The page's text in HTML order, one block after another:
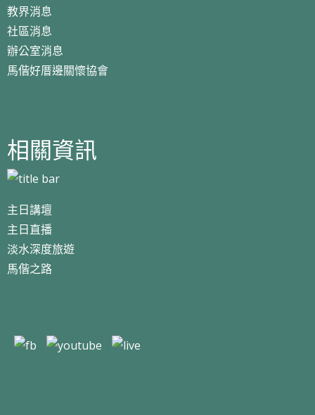
教界消息
社區消息
辦公室消息
馬偕好厝邊關懷協會
相關資訊
主日講壇
主日直播
淡水深度旅遊
馬偕之路